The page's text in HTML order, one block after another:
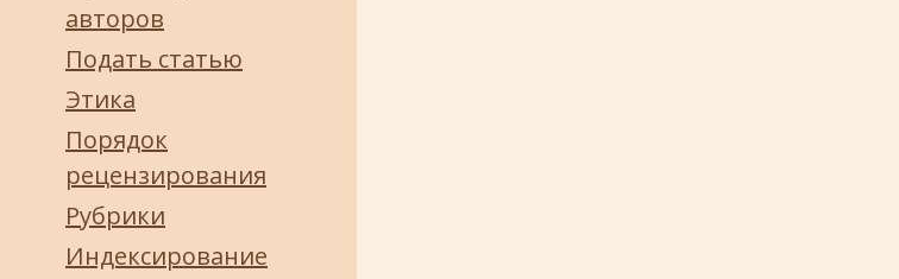
авторов
Подать статью
Этика
Порядок
рецензирования
Рубрики
Индексирование